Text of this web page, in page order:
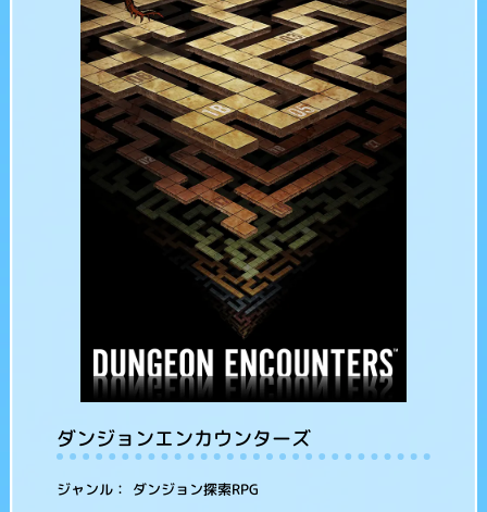
ダンジョンエンカウンターズ
ジャンル： ダンジョン探索RPG